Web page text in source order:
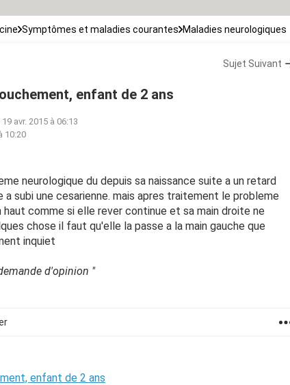
Symptômes et maladies courantes Maladies neurologiques
Sujet Suivant
enfant de 2 ans
avr. 2015 à 06:13
10:20
neurologique du depuis sa naissance suite a un retard
subi une cesarienne. mais apres traitement le probleme
comme si elle rever continue et sa main droite ne
chose il faut qu'elle la passe a la main gauche que
inquiet
d'opinion "
enfant de 2 ans